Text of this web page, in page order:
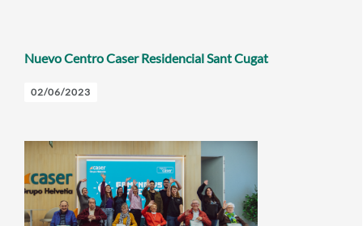
Nuevo Centro Caser Residencial Sant Cugat
02/06/2023